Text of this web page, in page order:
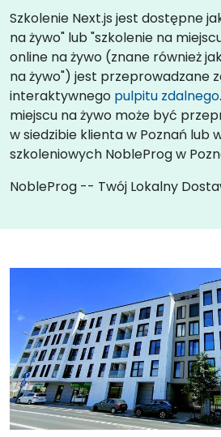
Szkolenie Next.js jest dostępne
na żywo" lub "szkolenie na
online na żywo (znane również
na żywo") jest przeprowadzane
interaktywnego pulpitu zdalnego
miejscu na żywo może być
w siedzibie klienta w Poznań lub
szkoleniowych NobleProg w
NobleProg -- Twój Lokalny